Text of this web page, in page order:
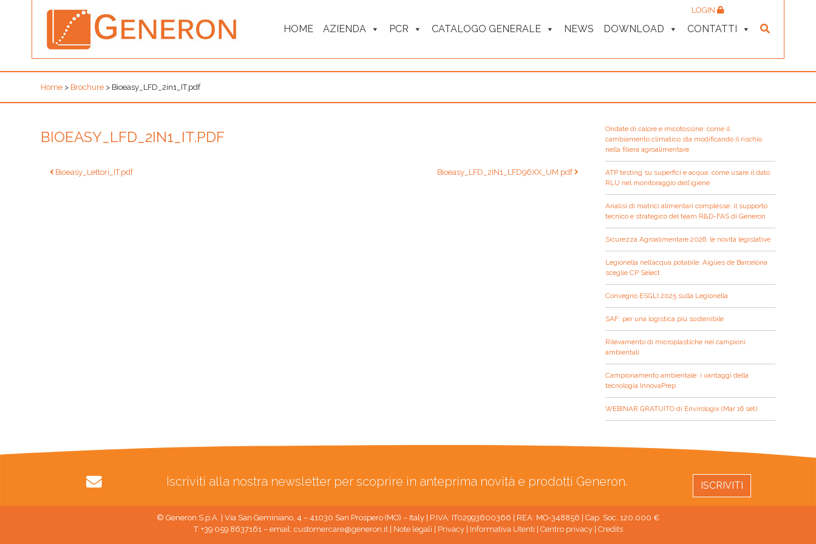
HOME AZIENDA PCR CATALOGO GENERALE NEWS DOWNLOAD CONTATTI
LOGIN
Home > Brochure > Bioeasy_LFD_2in1_IT.pdf
BIOEASY_LFD_2IN1_IT.PDF
Navigazione
Bioeasy_Lettori_IT.pdf Bioeasy_LFD_2IN1_LFD96XX_UM.pdf
Ondate di calore e micotossine: come il
cambiamento climatico sta modificando il rischio
nella filiera agroalimentare
ATP testing su superfici e acqua: come usare il dato
RLU nel monitoraggio dell’igiene
Analisi di matrici alimentari complesse: il supporto
tecnico e strategico del team R&D-FAS di Generon
Sicurezza Agroalimentare 2026: le novità legislative
Legionella nell’acqua potabile: Aigües de Barcelona
sceglie CP Select
Convegno ESGLI 2025 sulla Legionella
SAF: per una logistica più sostenibile
Rilevamento di microplastiche nei campioni
ambientali
Campionamento ambientale: i vantaggi della
tecnologia InnovaPrep
WEBINAR GRATUITO di Envirologix (Mar 16 set)
Iscriviti alla nostra newsletter per scoprire in anteprima novità e prodotti Generon. ISCRIVITI
© Generon S.p.A. | Via San Geminiano, 4 – 41030 San Prospero (MO) – Italy | P.IVA: IT02993600366 | REA: MO-348856 | Cap. Soc. 120.000 €
T: +39 059 8637161 – email: customercare@generon.it| Note legali Privacy| Informativa Utenti Centro privacy| Credits